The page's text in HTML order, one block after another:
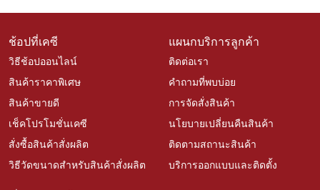
ช้อปที่เคซี
วิธีช้อปออนไลน์
สินค้าราคาพิเศษ
สินค้าขายดี
เช็คโปรโมชั่นเคซี
สั่งซื้อสินค้าสั่งผลิต
วิธีวัดขนาดสำหรับสินค้าสั่งผลิต
แผนกบริการลูกค้า
ติดต่อเรา
คำถามที่พบบ่อย
การจัดสั่งสินค้า
นโยบายเปลี่ยนคืนสินค้า
ติดตามสถานะสินค้า
บริการออกแบบและติดตั้ง